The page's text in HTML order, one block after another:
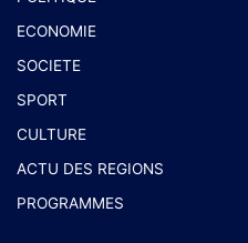
ECONOMIE
SOCIETE
SPORT
CULTURE
ACTU DES REGIONS
PROGRAMMES